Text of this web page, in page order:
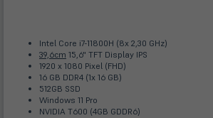
Intel Core i7-11800H (8x 2,30 GHz)
39,6cm 15,6" TFT Display IPS
1920 x 1080 Pixel (FHD)
16 GB DDR4 (1x 16 GB)
512GB SSD
Windows 11 Pro
NVIDIA T600 (4GB GDDR6)